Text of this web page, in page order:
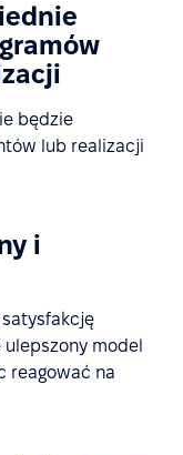
będzie
lub realizacji
i
model
reagować na